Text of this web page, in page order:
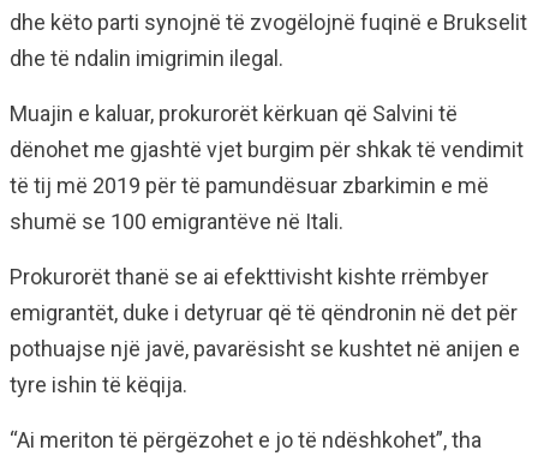
dhe këto parti synojnë të zvogëlojnë fuqinë e Brukselit
dhe të ndalin imigrimin ilegal.
Muajin e kaluar, prokurorët kërkuan që Salvini të
dënohet me gjashtë vjet burgim për shkak të vendimit
të tij më 2019 për të pamundësuar zbarkimin e më
shumë se 100 emigrantëve në Itali.
Prokurorët thanë se ai efekttivisht kishte rrëmbyer
emigrantët, duke i detyruar që të qëndronin në det për
pothuajse një javë, pavarësisht se kushtet në anijen e
tyre ishin të këqija.
“Ai meriton të përgëzohet e jo të ndëshkohet”, tha